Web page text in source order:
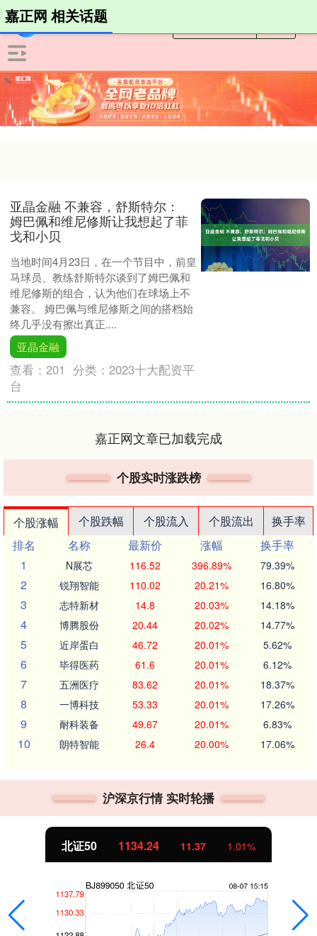
嘉正网 相关话题
亚晶金融 不兼容，舒斯特尔：
姆巴佩和维尼修斯让我想起了菲
戈和小贝
当地时间4月23日，在一个节目中，前皇
马球员、教练舒斯特尔谈到了姆巴佩和
维尼修斯的组合，认为他们在球场上不
兼容。 姆巴佩与维尼修斯之间的搭档始
终几乎没有擦出真正....
亚晶金融
查看：201 分类：2023十大配资平
台
嘉正网文章已加载完成
个股实时涨跌榜
个股涨幅 个股跌幅 个股流入 个股流出
换手率
排名
名称 最新价 涨幅
换手率
1
N展芯 116.52 396.89% 79.39%
2 锐翔智能 110.02 20.21% 16.80%
3 志特新材 14.8 20.03% 14.18%
4 博腾股份 20.44 20.02% 14.77%
5 近岸蛋白 46.72 20.01% 5.62%
6 毕得医药 61.6 20.01% 6.12%
7 五洲医疗 83.62 20.01% 18.37%
8 一博科技 53.33 20.01% 17.26%
9 耐科装备 49.67 20.01% 6.83%
10 朗特智能 26.4 20.00% 17.06%
沪深京行情 实时轮播
北证50 1134.24 11.37 1.01%